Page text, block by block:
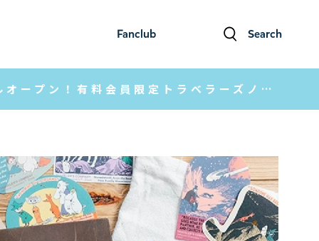
Fanclub Search
【ムーミン公式ファンクラブ】本日リニューアルオープン！有料会員限定トラベラーズノートの優先販売も♪